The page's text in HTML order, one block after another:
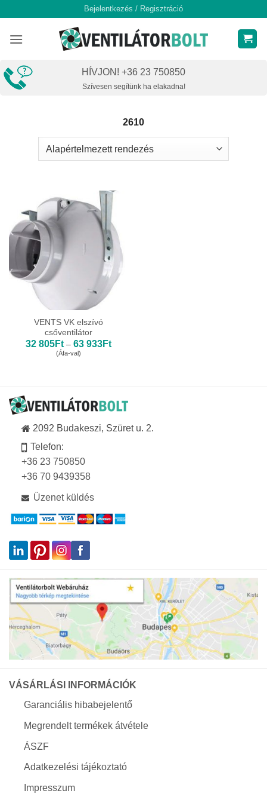
content
Bejelentkezés / Regisztráció
HÍVJON! +36 23 750850
Szívesen segítünk ha elakadna!
2610
VENTS VK elszívó
csőventilátor
32 805Ft – 63 933FtÁrtartomány:
(Áfa-val)
2092 Budakeszi, Szüret u. 2.
Telefon:
+36 23 750850
+36 70 9439358
Üzenet küldés
VÁSÁRLÁSI INFORMÁCIÓK
Garanciális hibabejelentő
Megrendelt termékek átvétele
ÁSZF
Adatkezelési tájékoztató
Impresszum